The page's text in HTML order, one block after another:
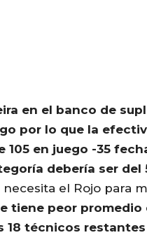
en el banco de
por lo que la
105 en juego -35
debería ser del
el Rojo para
tiene peor
18 técnicos